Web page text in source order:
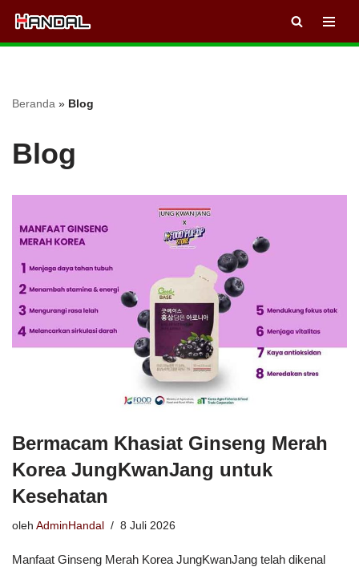
Lompat
Beranda » Blog
Blog
Bermacam Khasiat Ginseng Merah
Korea JungKwanJang untuk
Kesehatan
oleh AdminHandal 8 Juli 2026
Manfaat Ginseng Merah Korea JungKwanJang telah dikenal